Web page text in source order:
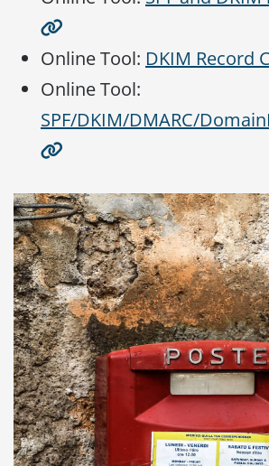
Online Tool: DKIM Record
Online Tool:
SPF/DKIM/DMARC/